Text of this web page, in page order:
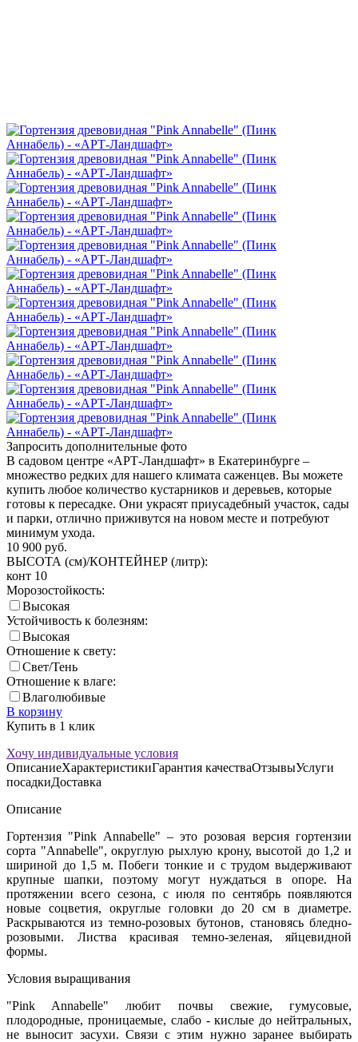
Запросить дополнительные фото
В садовом центре «АРТ-Ландшафт» в Екатеринбурге –
множество редких для нашего климата саженцев. Вы можете
купить любое количество кустарников и деревьев, которые
готовы к пересадке. Они украсят приусадебный участок, сады
и парки, отлично приживутся на новом месте и потребуют
минимум ухода.
10 900 руб.
ВЫСОТА (см)/КОНТЕЙНЕР (литр):
конт 10
Морозостойкость:
Высокая
Устойчивость к болезням:
Высокая
Отношение к свету:
Свет/Тень
Отношение к влаге:
Влаголюбивые
В корзину
Купить в 1 клик
Хочу индивидуальные условия
ОписаниеХарактеристикиГарантия качестваОтзывыУслуги
посадкиДоставка
Описание
Гортензия "Pink Annabelle" – это розовая версия гортензии
сорта "Annabelle", округлую рыхлую крону, высотой до 1,2 и
шириной до 1,5 м. Побеги тонкие и с трудом выдерживают
крупные шапки, поэтому могут нуждаться в опоре. На
протяжении всего сезона, с июля по сентябрь появляются
новые соцветия, округлые головки до 20 см в диаметре.
Раскрываются из темно-розовых бутонов, становясь бледно-
розовыми. Листва красивая темно-зеленая, яйцевидной
формы.
Условия выращивания
"Pink Annabelle" любит почвы свежие, гумусовые,
плодородные, проницаемые, слабо - кислые до нейтральных,
не выносит засухи. Связи с этим нужно заранее выбирать